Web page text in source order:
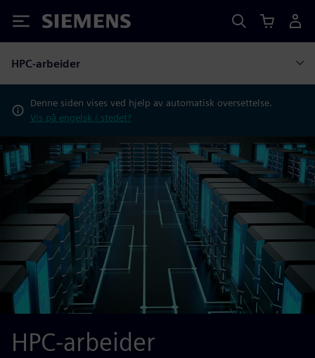
Siemens
HPC-arbeider
Denne siden vises ved hjelp av automatisk oversettelse.
Vis på engelsk i stedet?
HPC-arbeider